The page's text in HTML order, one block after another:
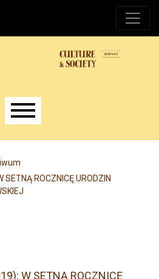
ROCZNICĘ URODZIN
W SETNĄ ROCZNICĘ